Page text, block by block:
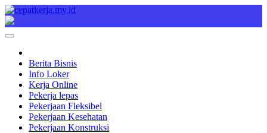
Skip
to
content
Cepat Kerja
Berita Bisnis
Berita Bisnis
Info Loker
Kerja Online
Pekerja lepas
Pekerjaan Fleksibel
Pekerjaan Kesehatan
Pekerjaan Konstruksi